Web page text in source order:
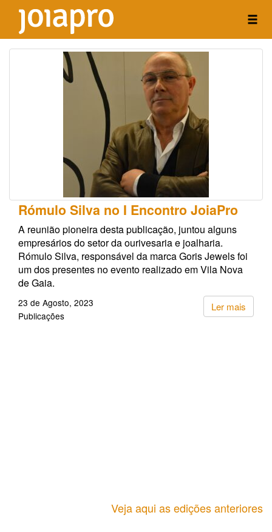
Rómulo Silva no I Encontro JoiaPro
A reunião pioneira desta publicação, juntou alguns
empresários do setor da ourivesaria e joalharia.
Rómulo Silva, responsável da marca Goris Jewels foi
um dos presentes no evento realizado em Vila Nova
de Gaia.
Ler mais
23 de Agosto, 2023
Publicações
Veja aqui as edições anteriores